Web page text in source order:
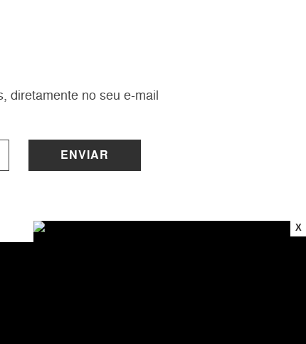
diretamente no seu e-mail
ENVIAR
X